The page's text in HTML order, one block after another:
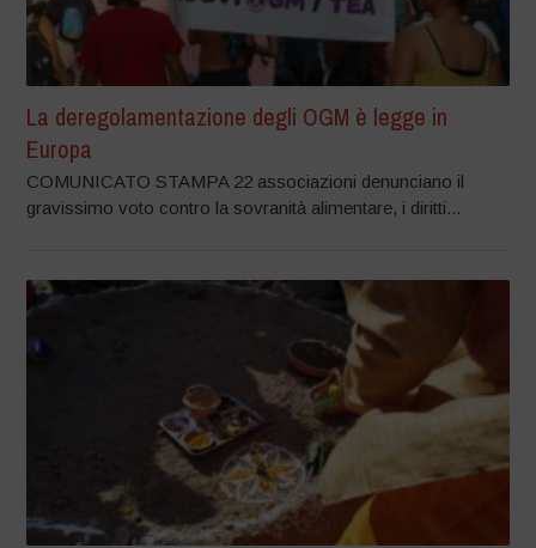
La deregolamentazione degli OGM è legge in
Europa
COMUNICATO STAMPA 22 associazioni denunciano il
gravissimo voto contro la sovranità alimentare, i diritti...